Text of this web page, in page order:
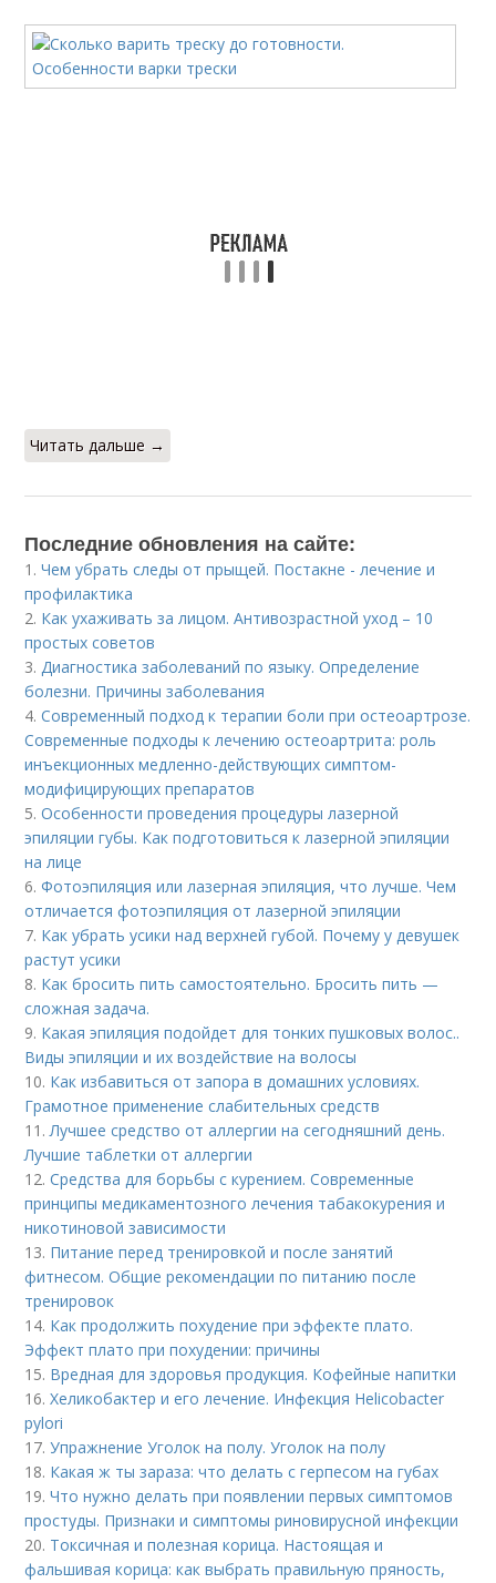
Читать дальше →
Последние обновления на сайте:
1.Чем убрать следы от прыщей. Постакне - лечение и
профилактика
2. Как ухаживать за лицом. Антивозрастной уход – 10
простых советов
3.Диагностика заболеваний по языку. Определение
болезни. Причины заболевания
4.Современный подход к терапии боли при остеоартрозе.
Современные подходы к лечению остеоартрита: роль
инъекционных медленно-действующих симптом-
модифицирующих препаратов
5.Особенности проведения процедуры лазерной
эпиляции губы. Как подготовиться к лазерной эпиляции
на лице
6.Фотоэпиляция или лазерная эпиляция, что лучше. Чем
отличается фотоэпиляция от лазерной эпиляции
7. Как убрать усики над верхней губой. Почему у девушек
растут усики
8. Как бросить пить самостоятельно. Бросить пить —
сложная задача.
9. Какая эпиляция подойдет для тонких пушковых волос..
Виды эпиляции и их воздействие на волосы
10. Как избавиться от запора в домашних условиях.
Грамотное применение слабительных средств
11.Лучшее средство от аллергии на сегодняшний день.
Лучшие таблетки от аллергии
12.Средства для борьбы с курением. Современные
принципы медикаментозного лечения табакокурения и
никотиновой зависимости
13. Питание перед тренировкой и после занятий
фитнесом. Общие рекомендации по питанию после
тренировок
14. Как продолжить похудение при эффекте плато.
Эффект плато при похудении: причины
15. Вредная для здоровья продукция. Кофейные напитки
16.Хеликобактер и его лечение. Инфекция Helicobacter
pylori
17.Упражнение Уголок на полу. Уголок на полу
18. Какая ж ты зараза: что делать с герпесом на губах
19.Что нужно делать при появлении первых симптомов
простуды. Признаки и симптомы риновирусной инфекции
20. Токсичная и полезная корица. Настоящая и
фальшивая корица: как выбрать правильную пряность,